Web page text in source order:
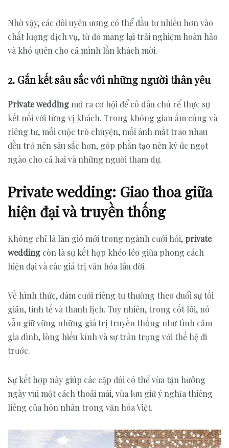
Nhờ vậy, các đôi uyên ương có thể đầu tư nhiều hơn vào
chất lượng dịch vụ, từ đó mang lại trải nghiệm hoàn hảo
và khó quên cho cả mình lẫn khách mời.
2. Gắn kết sâu sắc với những người thân yêu
Private wedding mở ra cơ hội để cô dâu chú rể thực sự
kết nối với từng vị khách. Trong không gian ấm cúng và
riêng tư, mỗi cuộc trò chuyện, mỗi ánh mắt trao nhau
đều trở nên sâu sắc hơn, góp phần tạo nên ký ức ngọt
ngào cho cả hai và những người tham dự.
Private wedding: Giao thoa giữa
hiện đại và truyền thống
Không chỉ là làn gió mới trong ngành cưới hỏi,private
wedding còn là sự kết hợp khéo léo giữa phong cách
hiện đại và các giá trị văn hóa lâu đời.
Về hình thức, đám cưới riêng tư thường theo đuổi sự tối
giản, tinh tế và thanh lịch. Tuy nhiên, trong cốt lõi, nó
vẫn giữ vững những giá trị truyền thống như tình cảm
gia đình, lòng hiếu kính và sự trân trọng với thế hệ đi
trước.
Sự kết hợp này giúp các cặp đôi có thể vừa tận hưởng
ngày vui một cách thoải mái, vừa lưu giữ ý nghĩa thiêng
liêng của hôn nhân trong văn hóa Việt.